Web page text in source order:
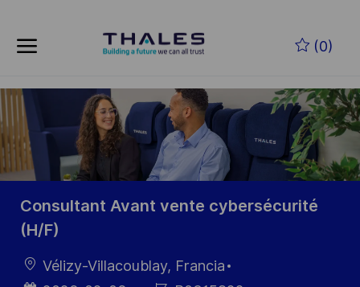
(0)
-
Consultant Avant vente cybersécurité
(H/F)
Ubicación
Vélizy-Villacoublay, Francia